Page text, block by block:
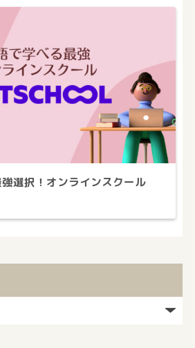
選択！オンラインスクール